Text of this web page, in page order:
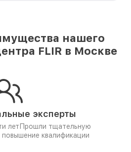
нашего
FLIR в Москве
эксперты
лет Прошли тщательную
квалификации